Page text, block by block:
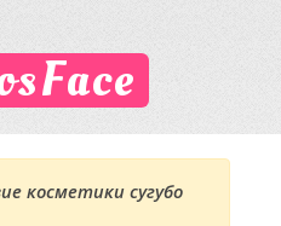
косметики сугубо